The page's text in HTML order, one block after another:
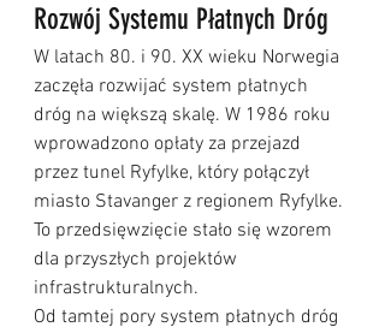
Rozwój Systemu Płatnych Dróg
W latach 80. i 90. XX wieku Norwegia
zaczęła rozwijać system płatnych
dróg na większą skalę. W 1986 roku
wprowadzono opłaty za przejazd
przez tunel Ryfylke, który połączył
miasto Stavanger z regionem Ryfylke.
To przedsięwzięcie stało się wzorem
dla przyszłych projektów
infrastrukturalnych.
Od tamtej pory system płatnych dróg